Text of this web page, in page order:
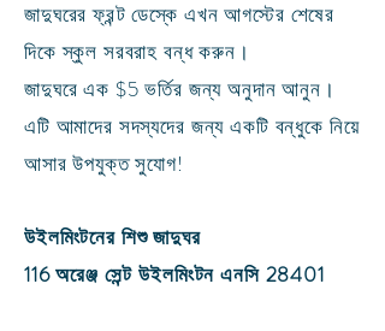
জাদুঘরের ফ্রন্ট ডেস্কে এখন আগস্টের শেষের
দিকে স্কুল সরবরাহ বন্ধ করুন।
জাদুঘরে এক $5 ভর্তির জন্য অনুদান আনুন।
এটি আমাদের সদস্যদের জন্য একটি বন্ধুকে নিয়ে
আসার উপযুক্ত সুযোগ!
উইলমিংটনের শিশু জাদুঘর
116 অরেঞ্জ সেন্ট উইলমিংটন এনসি 28401